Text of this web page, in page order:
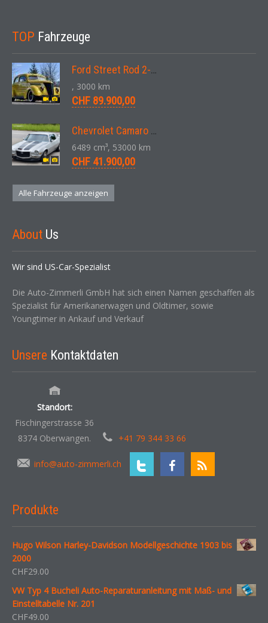
TOP Fahrzeuge
Ford Street Rod 2-Door V8 Aut. 1937
, 3000 km
CHF 89.900,00
Chevrolet Camaro SS 396 LS3 Coupe Aut. 1971
6489 cm³, 53000 km
CHF 41.900,00
Alle Fahrzeuge anzeigen
About Us
Wir sind US-Car-Spezialist
Die Auto-Zimmerli GmbH hat sich einen Namen geschaffen als
Spezialist für Amerikanerwagen und Oldtimer, sowie
Youngtimer in Ankauf und Verkauf
Unsere Kontaktdaten
Standort:
Fischingerstrasse 36
8374 Oberwangen.
+41 79 344 33 66
info@auto-zimmerli.ch
Produkte
Hugo Wilson Harley-Davidson Modellgeschichte 1903 bis
2000
CHF29.00
VW Typ 4 Bucheli Auto-Reparaturanleitung mit Maß- und
Einstelltabelle Nr. 201
CHF49.00